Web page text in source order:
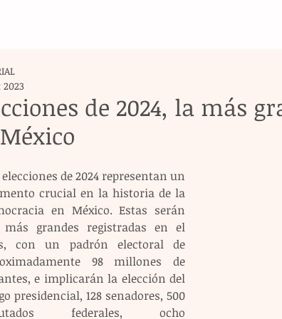
de 2024, la más
elecciones de 2024 representan un
crucial en la historia de la
en México. Estas serán
grandes registradas en el
con un padrón electoral de
98 millones de
e implicarán la elección del
presidencial, 128 senadores, 500
federales, ocho